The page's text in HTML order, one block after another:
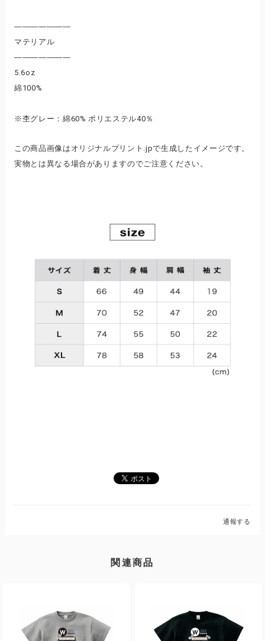
―――――――
マテリアル
―――――――
5.6oz
綿100%
※杢グレー：綿60% ポリエステル40％
この商品画像はオリジナルプリント.jpで生成したイメージです。
実物とは異なる場合がありますのでご注意ください。
通報する
関連商品